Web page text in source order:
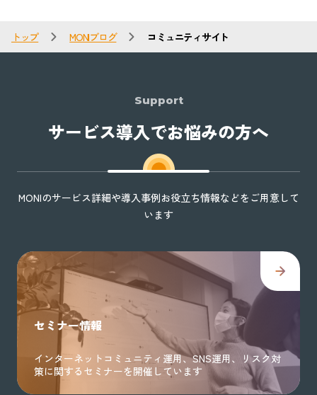
トップ MONIブログ コミュニティサイト
Support
サービス導入でお悩みの方へ
MONIのサービス詳細や導入事例お役立ち情報などをご用意して
います
セミナー情報
インターネットコミュニティ運用、SNS運用、リスク対
策に関するセミナーを開催しています